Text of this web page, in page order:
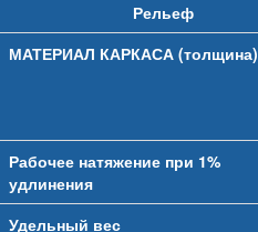
Рельеф
МАТЕРИАЛ КАРКАСА (толщина)
Рабочее натяжение при 1%
удлинения
Удельный вес